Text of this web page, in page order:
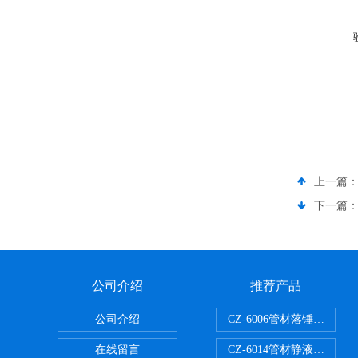
上一篇：
下一篇：
公司介绍
公司介绍
在线留言
推荐产品
CZ-6006管材落锤冲击试验
CZ-6014管材静液压爆破试